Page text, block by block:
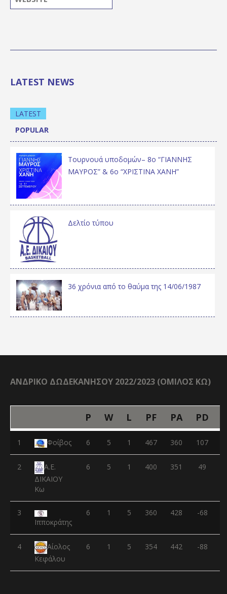
LATEST NEWS
LATEST
POPULAR
Τουρνουά υποδομών– 8ο “ΓΙΑΝΝΗΣ
ΜΑΥΡΟΣ” & 6ο “ΧΡΙΣΤΙΝΑ ΧΑΝΗ”
Δελτίο τύπου
36 χρόνια από το θαύμα της 14/06/1987
ΑΝΔΡΙΚΟ ΔΩΔΕΚΑΝΗΣΟΥ 2022/2023 (ΟΜΙΛΟΣ ΚΩ)
P W L PF PA PD
1 Φοίβος 6 5 1 467 360 107
2
Α.Ε.
ΔΙΚΑΙΟΥ
Κω
6 5 1 400 351 49
3
Ιπποκράτης
6 1 5 360 428 -68
4
Αίολος
Κεφάλου
6 1 5 354 442 -88